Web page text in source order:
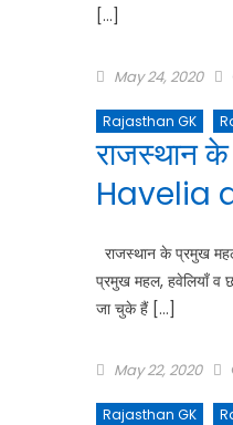
[…]
May 24, 2020
Rajasthan GK
राजस्थान
Havelia
राजस्थान के प्रमुख
प्रमुख महल, हवेलियाँ व
जा चुके हैं […]
May 22, 2020
Rajasthan GK